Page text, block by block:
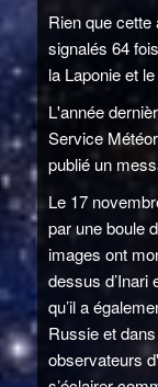
Rien que
signalés 64
la Laponie et
L'année
Service
publié un
Le 17
par une boule
images ont
dessus d’Inari
qu’il a
Russie et
observateurs